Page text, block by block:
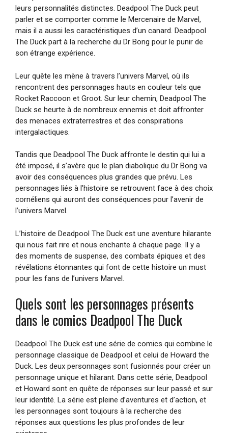
leurs personnalités distinctes. Deadpool The Duck peut
parler et se comporter comme le Mercenaire de Marvel,
mais il a aussi les caractéristiques d’un canard. Deadpool
The Duck part à la recherche du Dr Bong pour le punir de
son étrange expérience.
Leur quête les mène à travers l’univers Marvel, où ils
rencontrent des personnages hauts en couleur tels que
Rocket Raccoon et Groot. Sur leur chemin, Deadpool The
Duck se heurte à de nombreux ennemis et doit affronter
des menaces extraterrestres et des conspirations
intergalactiques.
Tandis que Deadpool The Duck affronte le destin qui lui a
été imposé, il s’avère que le plan diabolique du Dr Bong va
avoir des conséquences plus grandes que prévu. Les
personnages liés à l’histoire se retrouvent face à des choix
cornéliens qui auront des conséquences pour l’avenir de
l’univers Marvel.
L’histoire de Deadpool The Duck est une aventure hilarante
qui nous fait rire et nous enchante à chaque page. Il y a
des moments de suspense, des combats épiques et des
révélations étonnantes qui font de cette histoire un must
pour les fans de l’univers Marvel.
Quels sont les personnages présents
dans le comics Deadpool The Duck
Deadpool The Duck est une série de comics qui combine le
personnage classique de Deadpool et celui de Howard the
Duck. Les deux personnages sont fusionnés pour créer un
personnage unique et hilarant. Dans cette série, Deadpool
et Howard sont en quête de réponses sur leur passé et sur
leur identité. La série est pleine d’aventures et d’action, et
les personnages sont toujours à la recherche des
réponses aux questions les plus profondes de leur